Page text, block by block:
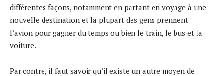
différentes façons, notamment en partant en voyage à une
nouvelle destination et la plupart des gens prennent
l’avion pour gagner du temps ou bien le train, le bus et la
voiture.
Par contre, il faut savoir qu’il existe un autre moyen de